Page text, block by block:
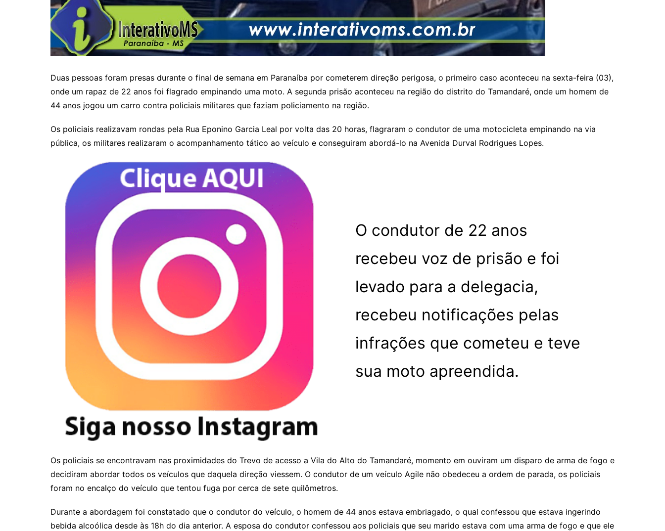
Duas pessoas foram presas durante o final de semana em Paranaíba por cometerem direção perigosa, o primeiro caso aconteceu na sexta-feira (03),
onde um rapaz de 22 anos foi flagrado empinando uma moto. A segunda prisão aconteceu na região do distrito do Tamandaré, onde um homem de
44 anos jogou um carro contra policiais militares que faziam policiamento na região.
Os policiais realizavam rondas pela Rua Eponino Garcia Leal por volta das 20 horas, flagraram o condutor de uma motocicleta empinando na via
pública, os militares realizaram o acompanhamento tático ao veículo e conseguiram abordá-lo na Avenida Durval Rodrigues Lopes.
O condutor de 22 anos
recebeu voz de prisão e foi
levado para a delegacia,
recebeu notificações pelas
infrações que cometeu e teve
sua moto apreendida.
Os policiais se encontravam nas proximidades do Trevo de acesso a Vila do Alto do Tamandaré, momento em ouviram um disparo de arma de fogo e
decidiram abordar todos os veículos que daquela direção viessem. O condutor de um veículo Agile não obedeceu a ordem de parada, os policiais
foram no encalço do veículo que tentou fuga por cerca de sete quilômetros.
Durante a abordagem foi constatado que o condutor do veículo, o homem de 44 anos estava embriagado, o qual confessou que estava ingerindo
bebida alcoólica desde às 18h do dia anterior. A esposa do condutor confessou aos policiais que seu marido estava com uma arma de fogo e que ele